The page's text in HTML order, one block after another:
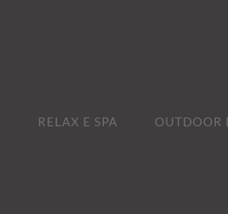
RELAX E SPA OUTDOOR